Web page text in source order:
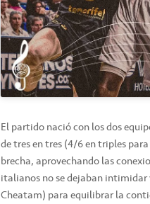
El partido nació con los dos
de tres en tres (4/6 en triples
brecha, aprovechando las
italianos no se dejaban intimidar
Cheatam) para equilibrar la